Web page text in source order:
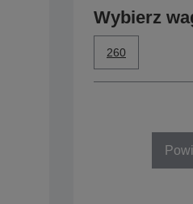
Wybierz
260